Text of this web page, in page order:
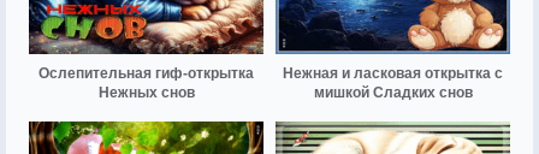
Ослепительная гиф-открытка
Нежных снов
Нежная и ласковая открытка с
мишкой Сладких снов